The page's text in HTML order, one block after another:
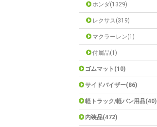
ホンダ(1329)
レクサス(319)
マクラーレン(1)
付属品(1)
ゴムマット(10)
サイドバイザー(86)
軽トラック/軽バン用品(40)
内装品(472)